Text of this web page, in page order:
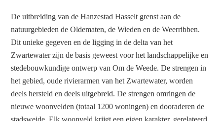
De uitbreiding van de Hanzestad Hasselt grenst aan de
natuurgebieden de Oldematen, de Wieden en de Weerribben.
Dit unieke gegeven en de ligging in de delta van het
Zwartewater zijn de basis geweest voor het landschappelijke en
stedebouwkundige ontwerp van Om de Weede. De strengen in
het gebied, oude rivierarmen van het Zwartewater, worden
deels hersteld en deels uitgebreid. De strengen omringen de
nieuwe woonvelden (totaal 1200 woningen) en dooraderen de
stadsweide. Elk woonveld krijgt een eigen karakter, gerelateerd